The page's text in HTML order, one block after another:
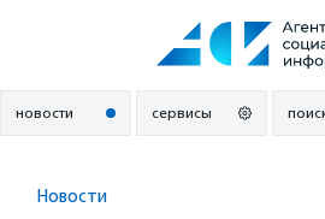
новости сервисы
Новости